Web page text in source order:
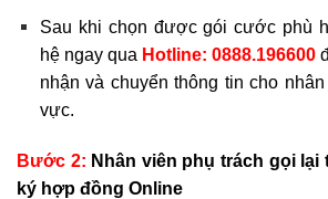
Sau khi chọn được gói cước phù
hệ ngay qua Hotline:0888.196600
nhận và chuyển thông tin cho
vực.
Bước 2: Nhân viên phụ trách gọi lại
ký hợp đồng Online